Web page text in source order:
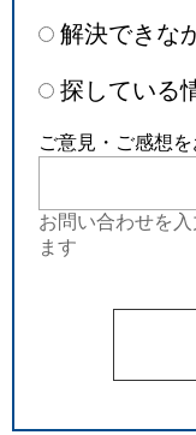
解決できな
探している
ご意見・ご感想
お問い合わせを
ます